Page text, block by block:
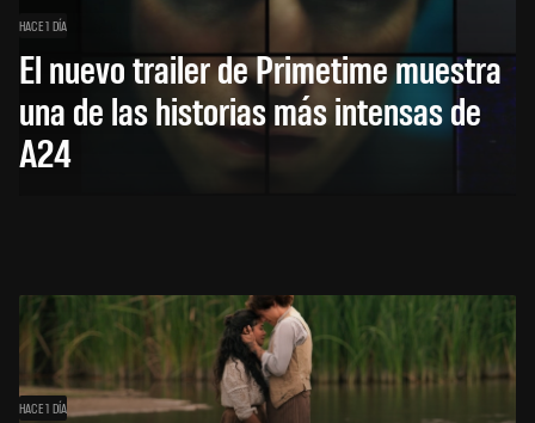
HACE 1 DÍA
El nuevo trailer de Primetime muestra
una de las historias más intensas de
A24
HACE 1 DÍA